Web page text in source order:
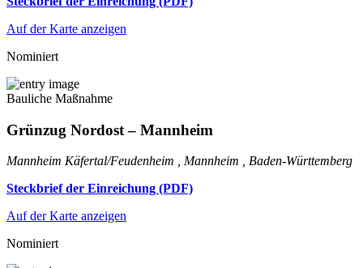
Auf der Karte anzeigen
Nominiert
Bauliche Maßnahme
Grünzug Nordost – Mannheim
Mannheim Käfertal/Feudenheim , Mannheim , Baden-Württemberg
Steckbrief der Einreichung (PDF)
Auf der Karte anzeigen
Nominiert